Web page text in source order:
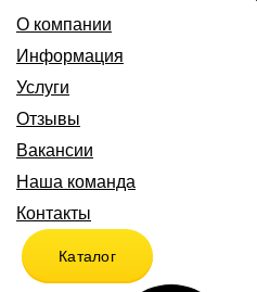
О компании
Информация
Услуги
Отзывы
Вакансии
Наша команда
Контакты
Каталог